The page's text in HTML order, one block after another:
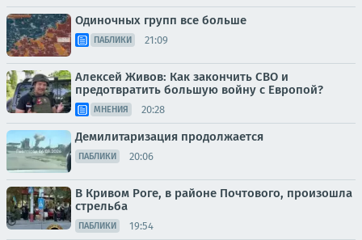
Одиночных групп все больше
ПАБЛИКИ 21:09
Алексей Живов: Как закончить СВО и
предотвратить большую войну с Европой?
МНЕНИЯ 20:28
Демилитаризация продолжается
ПАБЛИКИ 20:06
В Кривом Роге, в районе Почтового, произошла
стрельба
ПАБЛИКИ 19:54